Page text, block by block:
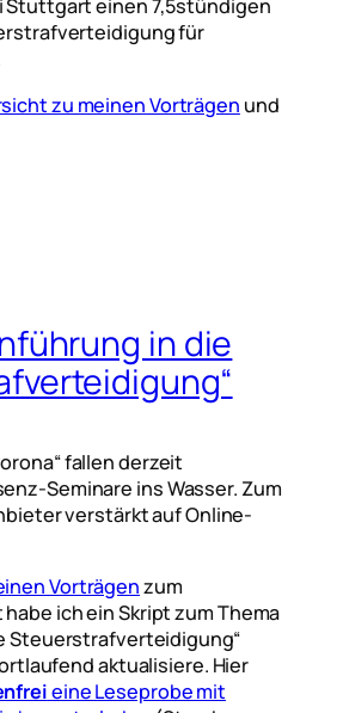
Stuttgart einen 7,5stündigen
für
zu meinen Vorträgen und
in die
fallen derzeit
Seminare ins Wasser. Zum
verstärkt auf Online-
Vorträgenzum
ich ein Skript zum Thema
Steuerstrafverteidigung“
aktualisiere. Hier
eine Leseprobe mit